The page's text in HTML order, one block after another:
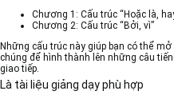
Chương 1: Cấu trúc “Hoặc là,
Chương 2: Cấu trúc “Bởi, vì”
Những cấu trúc này giúp bạn có thể
chúng để hình thành lên những câu
giao tiếp.
Là tài liệu giảng dạy phù hợp